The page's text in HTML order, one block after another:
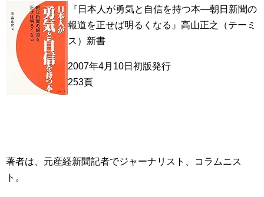
『日本人が勇気と自信を持つ本―朝日新聞の
報道を正せば明るくなる』高山正之（テーミ
ス）新書
2007年4月10日初版発行
253頁
著者は、元産経新聞記者でジャーナリスト、コラムニス
ト。